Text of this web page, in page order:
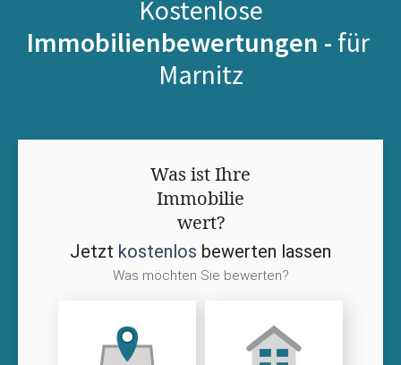
Kostenlose
Immobilienbewertungen - für
Marnitz
Was ist Ihre
Immobilie
wert?
Jetzt kostenlos bewerten lassen
Was möchten Sie bewerten?